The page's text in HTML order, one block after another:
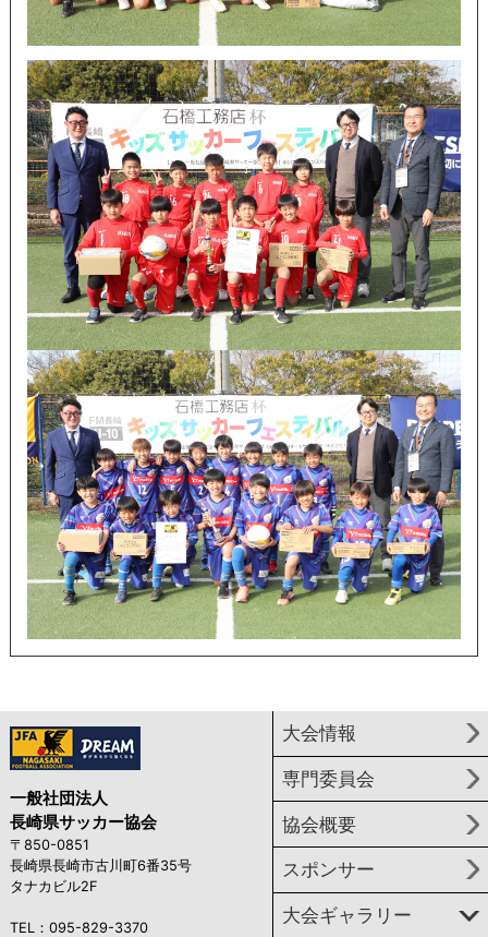
一般社団法人
長崎県サッカー協会
〒850-0851
長崎県長崎市古川町6番35号
タナカビル2F
TEL：095-829-3370
大会情報
専門委員会
協会概要
スポンサー
大会ギャラリー